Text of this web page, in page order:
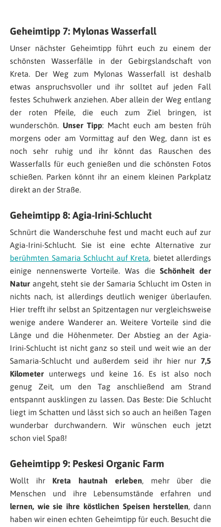
Geheimtipp 7: Mylonas Wasserfall
Unser nächster Geheimtipp führt euch zu einem der
schönsten Wasserfälle in der Gebirgslandschaft von
Kreta. Der Weg zum Mylonas Wasserfall ist deshalb
etwas anspruchsvoller und ihr solltet auf jeden Fall
festes Schuhwerk anziehen. Aber allein der Weg entlang
der roten Pfeile, die euch zum Ziel bringen, ist
wunderschön. Unser Tipp: Macht euch am besten früh
morgens oder am Vormittag auf den Weg, dann ist es
noch sehr ruhig und ihr könnt das Rauschen des
Wasserfalls für euch genießen und die schönsten Fotos
schießen. Parken könnt ihr an einem kleinen Parkplatz
direkt an der Straße.
Geheimtipp 8: Agia-Irini-Schlucht
Schnürt die Wanderschuhe fest und macht euch auf zur
Agia-Irini-Schlucht. Sie ist eine echte Alternative zur
berühmten Samaria Schlucht auf Kreta, bietet allerdings
einige nennenswerte Vorteile. Was die Schönheit der
Natur angeht, steht sie der Samaria Schlucht im Osten in
nichts nach, ist allerdings deutlich weniger überlaufen.
Hier trefft ihr selbst an Spitzentagen nur vergleichsweise
wenige andere Wanderer an. Weitere Vorteile sind die
Länge und die Höhenmeter. Der Abstieg an der Agia-
Irini-Schlucht ist nicht ganz so steil und weit wie an der
Samaria-Schlucht und außerdem seid ihr hier nur 7,5
Kilometer unterwegs und keine 16. Es ist also noch
genug Zeit, um den Tag anschließend am Strand
entspannt ausklingen zu lassen. Das Beste: Die Schlucht
liegt im Schatten und lässt sich so auch an heißen Tagen
wunderbar durchwandern. Wir wünschen euch jetzt
schon viel Spaß!
Geheimtipp 9: Peskesi Organic Farm
Wollt ihr Kreta hautnah erleben, mehr über die
Menschen und ihre Lebensumstände erfahren und
lernen, wie sie ihre köstlichen Speisen herstellen, dann
haben wir einen echten Geheimtipp für euch. Besucht die